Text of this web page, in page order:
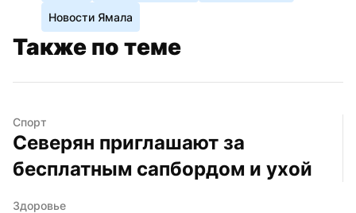
Новости Ямала
Также по теме
Спорт
Северян приглашают за
бесплатным сапбордом и ухой
Здоровье